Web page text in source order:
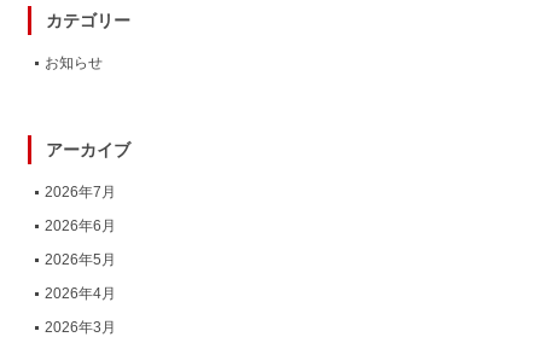
カテゴリー
お知らせ
アーカイブ
2026年7月
2026年6月
2026年5月
2026年4月
2026年3月